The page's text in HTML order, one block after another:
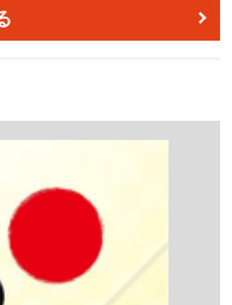
レートです。 同じデザ
も無料ダウンロードし